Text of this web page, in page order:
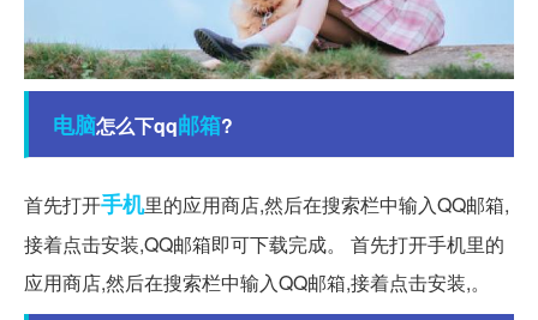
电脑怎么下qq邮箱?
首先打开手机里的应用商店,然后在搜索栏中输入QQ邮箱,
接着点击安装,QQ邮箱即可下载完成。 首先打开手机里的
应用商店,然后在搜索栏中输入QQ邮箱,接着点击安装,。